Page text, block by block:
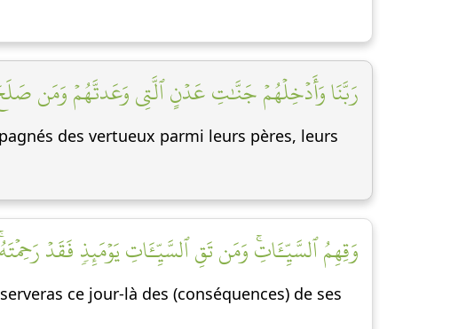
رَبَّنَا وَأَدۡخِلۡهُمۡ جَنَّٰتِ عَدۡنٍ ٱلَّتِي وَعَدتَّهُمۡ وَمَن صَلَحَ
des vertueux parmi leurs pères, leurs
وَقِهِمُ ٱلسَّيِّـَٔاتِۚ وَمَن تَقِ ٱلسَّيِّـَٔاتِ يَوۡمَئِذٖ فَقَدۡ
ce jour-là des (conséquences) de ses